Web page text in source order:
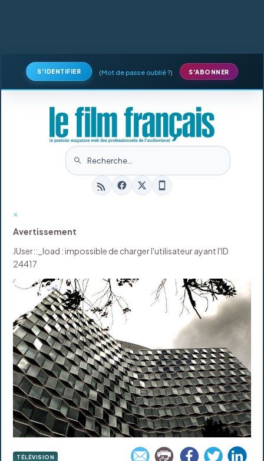
S'IDENTIFIER (Mot de passe oublié ?) S'ABONNER
×
Avertissement
JUser::_load : impossible de charger l'utilisateur ayant l'ID
24417
TÉLÉVISION